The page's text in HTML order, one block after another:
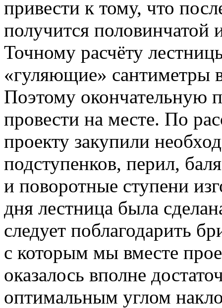
привести к тому, что
получится половинчатой
Точному расчёту
«гуляющие» сантиметры
Поэтому окончательную
провести на месте. По
проекту закупили
подступенков, перил,
и поворотные ступени
дня лестница была
следует поблагодарить
с которым мы вместе
оказалось вполне
оптимальным углом